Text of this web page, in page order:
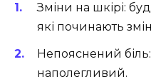
Зміни на шкірі:
які починають
Непояснений
наполегливий.